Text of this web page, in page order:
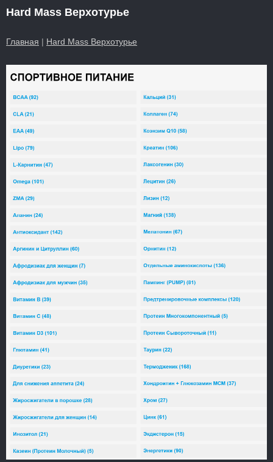
Hard Mass Верхотурье
Главная | Hard Mass Верхотурье